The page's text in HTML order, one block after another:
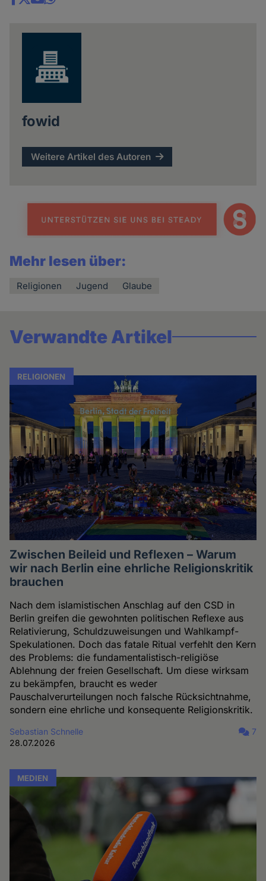
Share
fowid
Weitere Artikel des Autoren
Mehr lesen über:
Religionen Jugend Glaube
Verwandte Artikel
RELIGIONEN
Zwischen Beileid und Reflexen – Warum
wir nach Berlin eine ehrliche Religionskritik
brauchen
Nach dem islamistischen Anschlag auf den CSD in
Berlin greifen die gewohnten politischen Reflexe aus
Relativierung, Schuldzuweisungen und Wahlkampf-
Spekulationen. Doch das fatale Ritual verfehlt den Kern
des Problems: die fundamentalistisch-religiöse
Ablehnung der freien Gesellschaft. Um diese wirksam
zu bekämpfen, braucht es weder
Pauschalverurteilungen noch falsche Rücksichtnahme,
sondern eine ehrliche und konsequente Religionskritik.
Sebastian Schnelle
28.07.2026
7
MEDIEN